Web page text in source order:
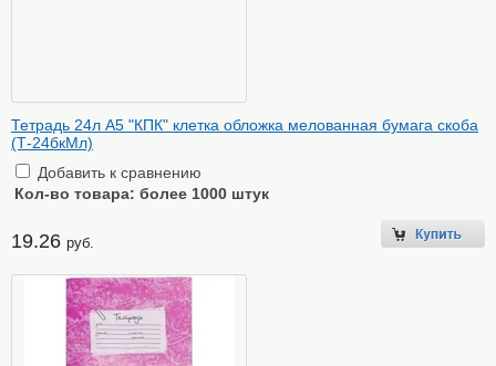
Тетрадь 24л А5 "КПК" клетка обложка мелованная бумага скоба
(Т-24бкМл)
Добавить к сравнению
Кол-во товара: более 1000 штук
19.26 руб.